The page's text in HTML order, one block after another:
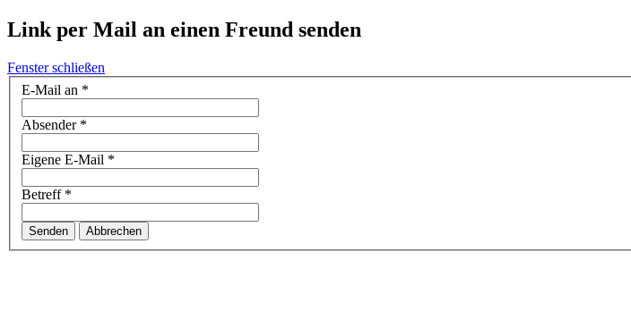
Link per Mail an einen Freund senden
Fenster schließen
E-Mail an *
Absender*
Eigene E-Mail *
Betreff*
Senden Abbrechen